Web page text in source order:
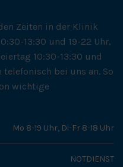
Zeiten in der Klinik
13:30 und 19-22 Uhr,
10:30-13:30 und
telefonisch bei uns an. So
wichtige
Mo 8-19 Uhr, Di-Fr 8-18 Uhr
NOTDIENST